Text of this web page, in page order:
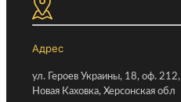
Адрес
ул. Героев Украины, 18, оф. 212,
Новая Каховка, Херсонская обл